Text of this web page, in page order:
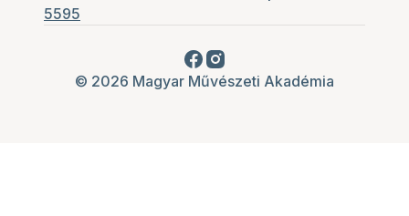
5595
© 2026 Magyar Művészeti Akadémia